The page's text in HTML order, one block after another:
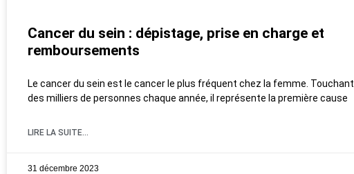
Cancer du sein : dépistage, prise en charge et
remboursements
Le cancer du sein est le cancer le plus fréquent chez la femme. Touchant
des milliers de personnes chaque année, il représente la première cause
LIRE LA SUITE...
31 décembre 2023